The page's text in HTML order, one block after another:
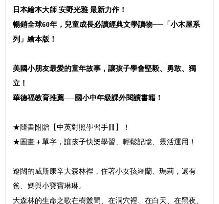
日本繪本大師 安野光雅 最新力作！
暢銷全球60年，兒童成長必讀經典文學讀物──「小木屋系
列」繪本版！
美國小朋友最愛的童年故事，讓孩子學會堅毅、勇敢、獨
立！
華德福教育推薦──國小中年級課外閱讀書籍！
★隨書附贈【中英對照學習手冊】！
★圖畫＋單字，讓孩子快樂學習、輕鬆記憶、靈活運用！
遼闊的威斯康辛大森林裡，住著小女孩羅蘭、瑪莉，還有
爸、媽與小寶寶琳琳。
大森林的生命之歌在樹叢間、在洞穴裡、在白天、在黑夜、